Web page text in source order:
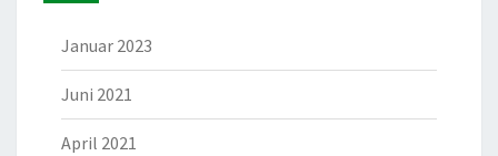
Januar 2023
Juni 2021
April 2021